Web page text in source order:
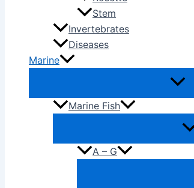
Stem
Invertebrates
Diseases
Marine
Marine Fish
A – G